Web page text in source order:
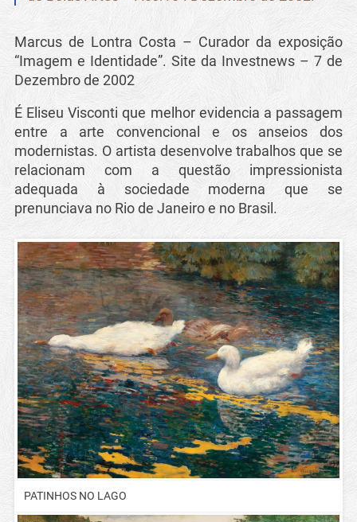
Marcus de Lontra Costa – Curador da exposição
“Imagem e Identidade”. Site da Investnews – 7 de
Dezembro de 2002
É Eliseu Visconti que melhor evidencia a passagem
entre a arte convencional e os anseios dos
modernistas. O artista desenvolve trabalhos que se
relacionam com a questão impressionista
adequada à sociedade moderna que se
prenunciava no Rio de Janeiro e no Brasil.
PATINHOS NO LAGO